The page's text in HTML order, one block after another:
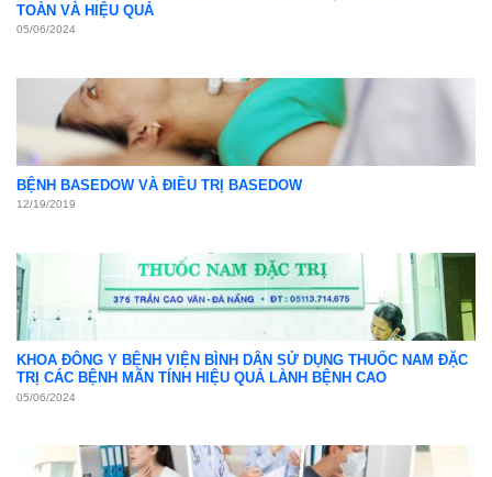
TOÀN VÀ HIỆU QUẢ
05/06/2024
BỆNH BASEDOW VÀ ĐIỀU TRỊ BASEDOW
12/19/2019
KHOA ĐÔNG Y BỆNH VIỆN BÌNH DÂN SỬ DỤNG THUỐC NAM ĐẶC
TRỊ CÁC BỆNH MÃN TÍNH HIỆU QUẢ LÀNH BỆNH CAO
05/06/2024